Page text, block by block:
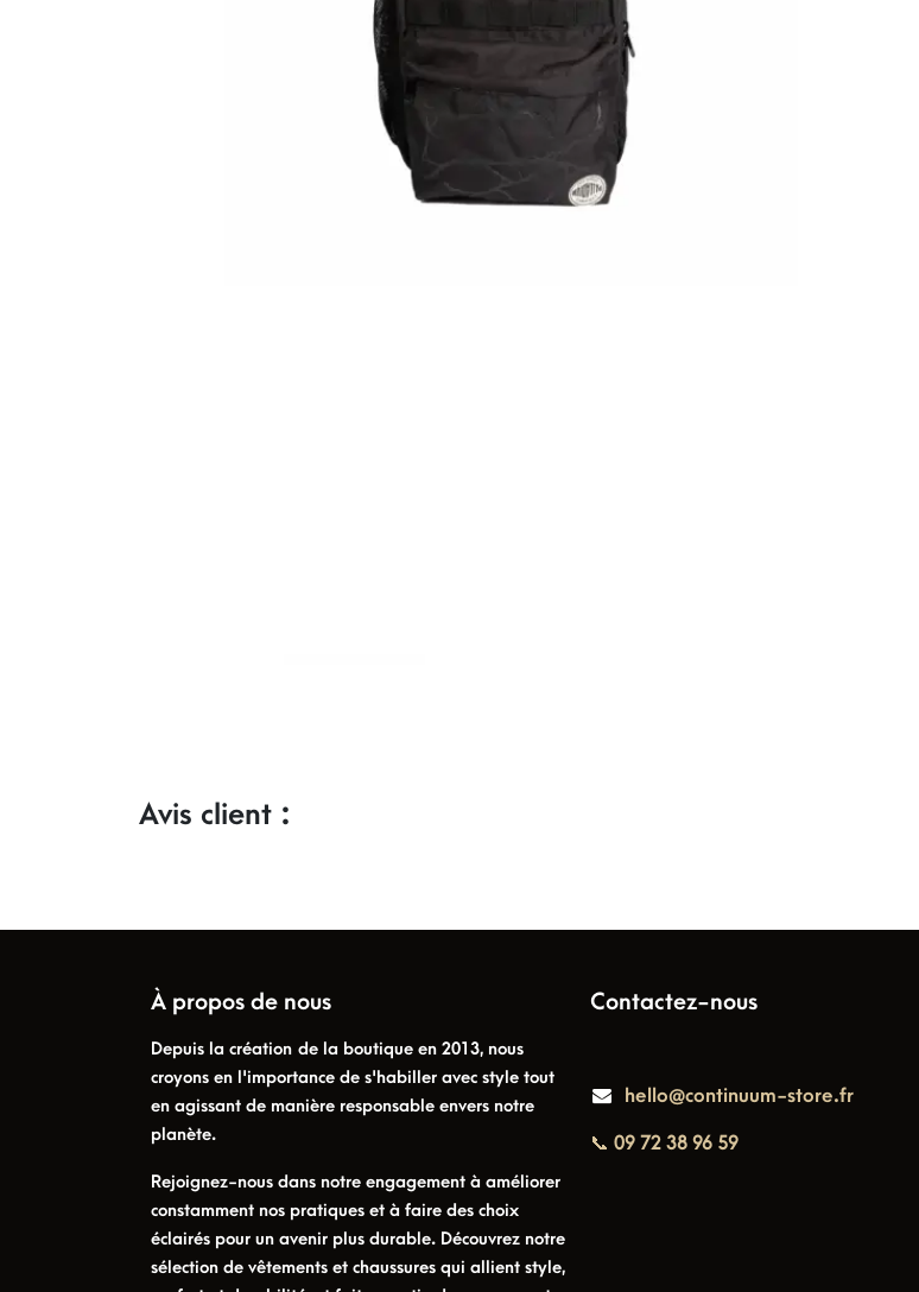
Avis client :
À propos de nous
Depuis la création de la boutique en 2013, nous
croyons en l'importance de s'habiller avec style tout
en agissant de manière responsable envers notre
planète.
Rejoignez-nous dans notre engagement à améliorer
constamment nos pratiques et à faire des choix
éclairés pour un avenir plus durable. Découvrez notre
sélection de vêtements et chaussures qui allient style,
Contactez-nous
hello@continuum-store.fr
📞 09 72 38 96 59